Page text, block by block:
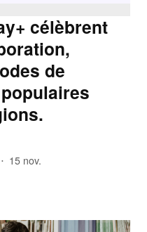
célèbrent
de
• 15 nov.